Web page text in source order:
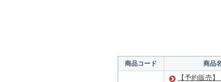
商品コード 商品
【予約販売